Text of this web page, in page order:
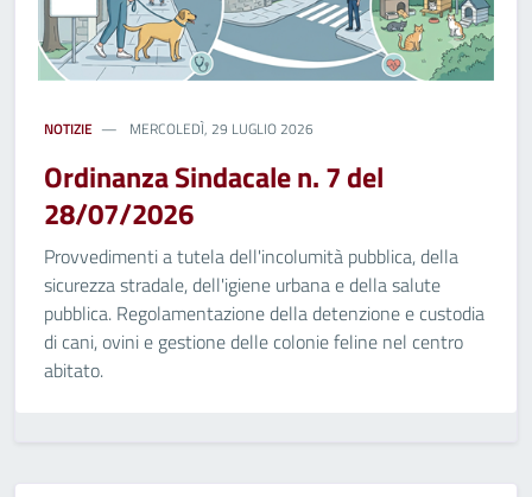
NOTIZIE MERCOLEDÌ, 29 LUGLIO 2026
Ordinanza Sindacale n. 7 del
28/07/2026
Provvedimenti a tutela dell'incolumità pubblica, della
sicurezza stradale, dell'igiene urbana e della salute
pubblica. Regolamentazione della detenzione e custodia
di cani, ovini e gestione delle colonie feline nel centro
abitato.